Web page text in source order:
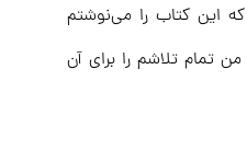
این کتاب را می‌نوشتم
تمام تلاشم را برای آن